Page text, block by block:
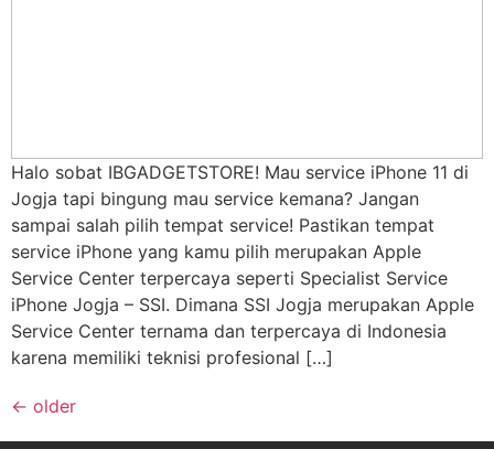
Halo sobat IBGADGETSTORE! Mau service iPhone 11 di
Jogja tapi bingung mau service kemana? Jangan
sampai salah pilih tempat service! Pastikan tempat
service iPhone yang kamu pilih merupakan Apple
Service Center terpercaya seperti Specialist Service
iPhone Jogja – SSI. Dimana SSI Jogja merupakan Apple
Service Center ternama dan terpercaya di Indonesia
karena memiliki teknisi profesional […]
← older